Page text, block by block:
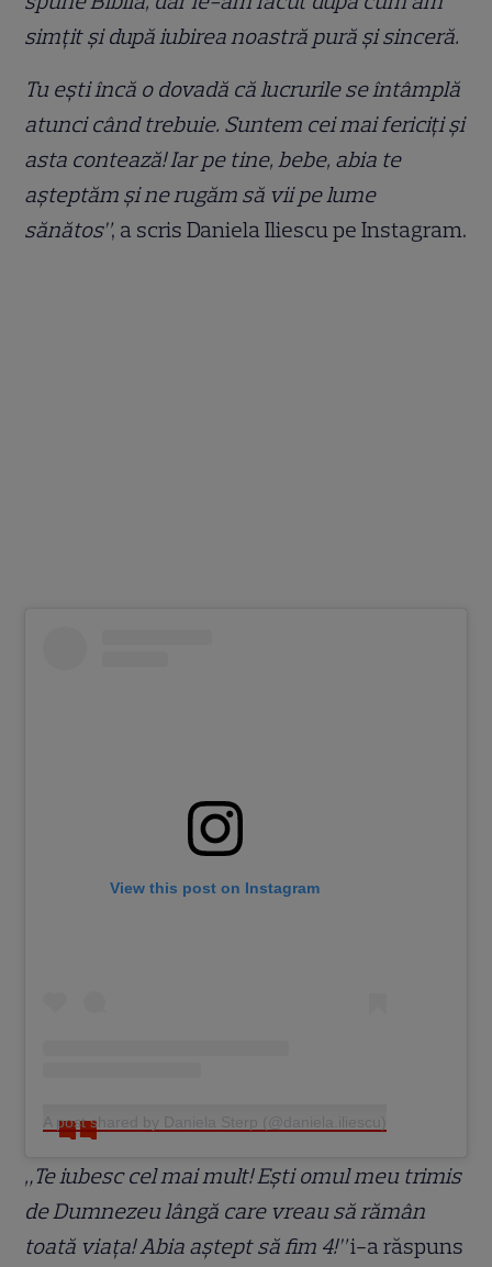
simțit și după iubirea noastră pură și sinceră.
Tu ești încă o dovadă că lucrurile se întâmplă
atunci când trebuie. Suntem cei mai fericiți și
asta contează! Iar pe tine, bebe, abia te
așteptăm și ne rugăm să vii pe lume
sănătos”, a scris Daniela Iliescu pe Instagram.
View this post on Instagram
A post shared by Daniela Sterp (@daniela.iliescu)
„Te iubesc cel mai mult! Ești omul meu trimis
de Dumnezeu lângă care vreau să rămân
toată viața! Abia aștept să fim 4!”i-a răspuns